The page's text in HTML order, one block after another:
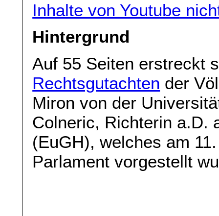
Inhalte von Youtube
Hintergrund
Auf 55 Seiten erstreckt
Rechtsgutachten der
Miron von der
Colneric, Richterin a.D.
(EuGH), welches am
Parlament vorgestellt